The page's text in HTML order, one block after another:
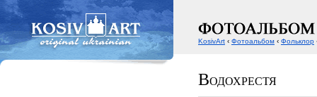
Водохрестя
KosivArt ‹ Фотоальбом ‹ Фольклор